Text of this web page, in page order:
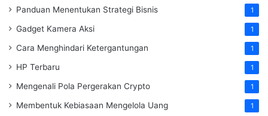
Panduan Menentukan Strategi Bisnis 1
Gadget Kamera Aksi 1
Cara Menghindari Ketergantungan 1
HP Terbaru 1
Mengenali Pola Pergerakan Crypto 1
Membentuk Kebiasaan Mengelola Uang 1